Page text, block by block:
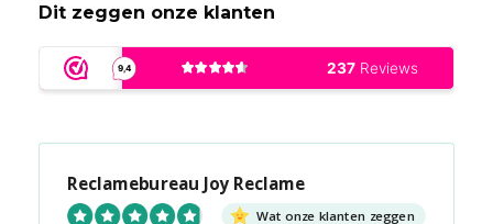
Dit zeggen onze klanten
Reclamebureau Joy Reclame
Wat onze klanten zeggen